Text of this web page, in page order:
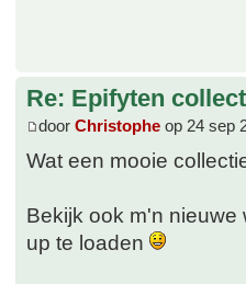
Re: Epifyten
door Christophe op 24 sep
Wat een mooie
Bekijk ook m'n
up te loaden